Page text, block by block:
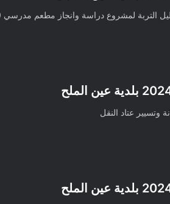
دراسة وانجاز مطعم مدرسي 100 وجبة بمدرسة محمد بوضياف
وتسيير عتاد النقل